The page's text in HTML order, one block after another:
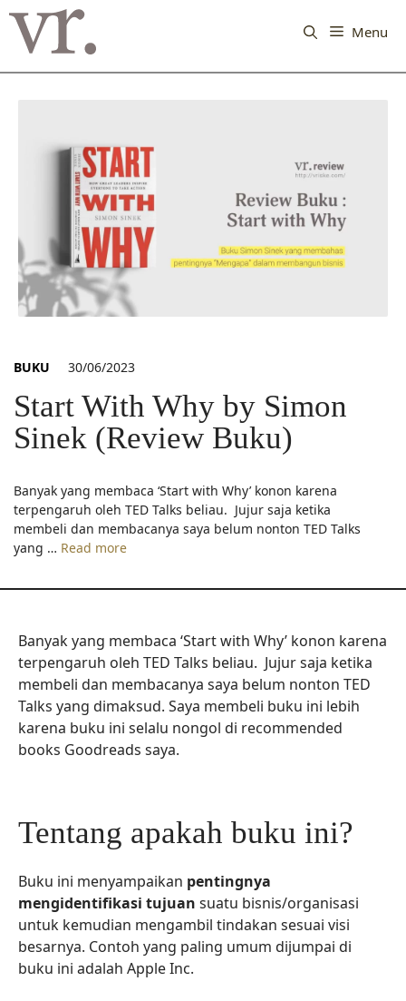
Langsung
Menu
BUKU 30/06/2023
Start With Why by Simon
Sinek (Review Buku)
Banyak yang membaca ‘Start with Why’ konon karena
terpengaruh oleh TED Talks beliau. Jujur saja ketika
membeli dan membacanya saya belum nonton TED Talks
yang … Read more
Banyak yang membaca ‘Start with Why’ konon karena
terpengaruh oleh TED Talks beliau. Jujur saja ketika
membeli dan membacanya saya belum nonton TED
Talks yang dimaksud. Saya membeli buku ini lebih
karena buku ini selalu nongol di recommended
books Goodreads saya.
Tentang apakah buku ini?
Buku ini menyampaikan pentingnya
mengidentifikasi tujuan suatu bisnis/organisasi
untuk kemudian mengambil tindakan sesuai visi
besarnya. Contoh yang paling umum dijumpai di
buku ini adalah Apple Inc.